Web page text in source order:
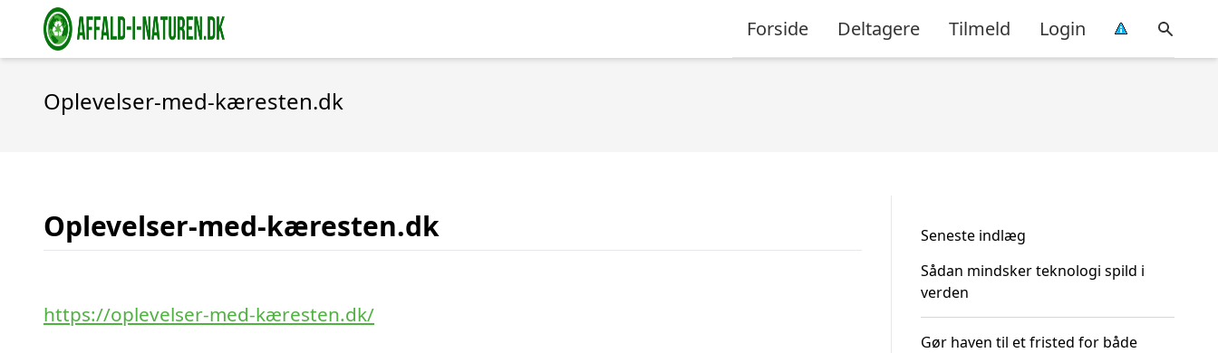
Forside Deltagere Tilmeld Login
Oplevelser-med-kæresten.dk
Oplevelser-med-kæresten.dk
https://oplevelser-med-kæresten.dk/
Seneste indlæg
Sådan mindsker teknologi spild i
verden
Gør haven til et fristed for både